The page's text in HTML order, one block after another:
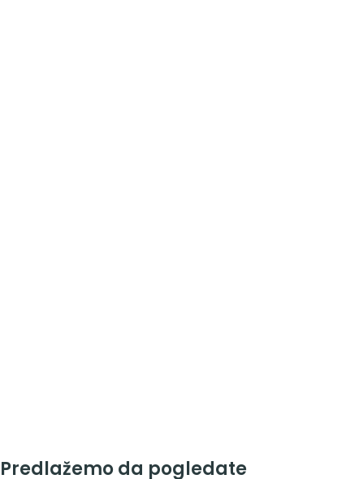
Predlažemo da pogledate